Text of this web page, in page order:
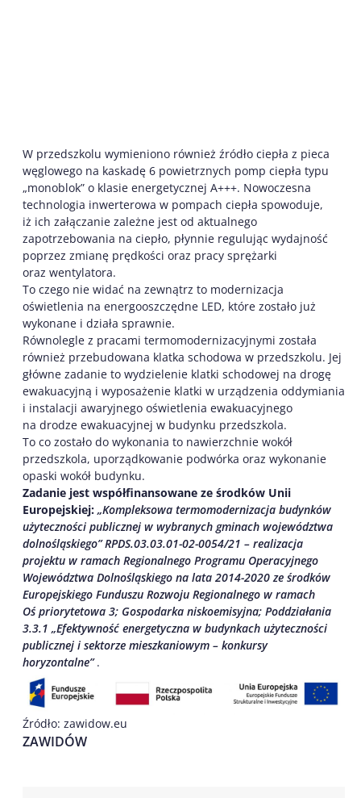
W przedszkolu wymieniono również źródło ciepła z pieca
węglowego na kaskadę 6 powietrznych pomp ciepła typu
„monoblok” o klasie energetycznej A+++. Nowoczesna
technologia inwerterowa w pompach ciepła spowoduje,
iż ich załączanie zależne jest od aktualnego
zapotrzebowania na ciepło, płynnie regulując wydajność
poprzez zmianę prędkości oraz pracy sprężarki
oraz wentylatora.
To czego nie widać na zewnątrz to modernizacja
oświetlenia na energooszczędne LED, które zostało już
wykonane i działa sprawnie.
Równolegle z pracami termomodernizacyjnymi została
również przebudowana klatka schodowa w przedszkolu. Jej
główne zadanie to wydzielenie klatki schodowej na drogę
ewakuacyjną i wyposażenie klatki w urządzenia oddymiania
i instalacji awaryjnego oświetlenia ewakuacyjnego
na drodze ewakuacyjnej w budynku przedszkola.
To co zostało do wykonania to nawierzchnie wokół
przedszkola, uporządkowanie podwórka oraz wykonanie
opaski wokół budynku.
Zadanie jest współfinansowane ze środków Unii
Europejskiej: „Kompleksowa termomodernizacja budynków
użyteczności publicznej w wybranych gminach województwa
dolnośląskiego” RPDS.03.03.01-02-0054/21 – realizacja
projektu w ramach Regionalnego Programu Operacyjnego
Województwa Dolnośląskiego na lata 2014-2020 ze środków
Europejskiego Funduszu Rozwoju Regionalnego w ramach
Oś priorytetowa 3; Gospodarka niskoemisyjna; Poddziałania
3.3.1 „Efektywność energetyczna w budynkach użyteczności
publicznej i sektorze mieszkaniowym – konkursy
horyzontalne”.
Źródło: zawidow.eu
ZAWIDÓW